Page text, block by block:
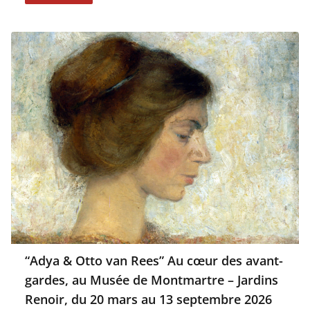
“Adya & Otto van Rees” Au cœur des avant-
gardes, au Musée de Montmartre – Jardins
Renoir, du 20 mars au 13 septembre 2026